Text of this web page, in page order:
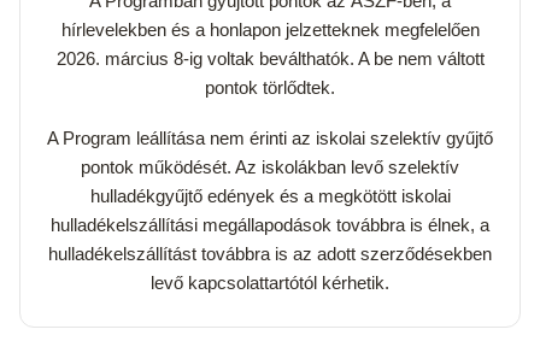
hírlevelekben és a honlapon jelzetteknek megfelelően
2026. március 8-ig voltak beválthatók. A be nem váltott
pontok törlődtek.
A Program leállítása nem érinti az iskolai szelektív gyűjtő
pontok működését. Az iskolákban levő szelektív
hulladékgyűjtő edények és a megkötött iskolai
hulladékelszállítási megállapodások továbbra is élnek, a
hulladékelszállítást továbbra is az adott szerződésekben
levő kapcsolattartótól kérhetik.